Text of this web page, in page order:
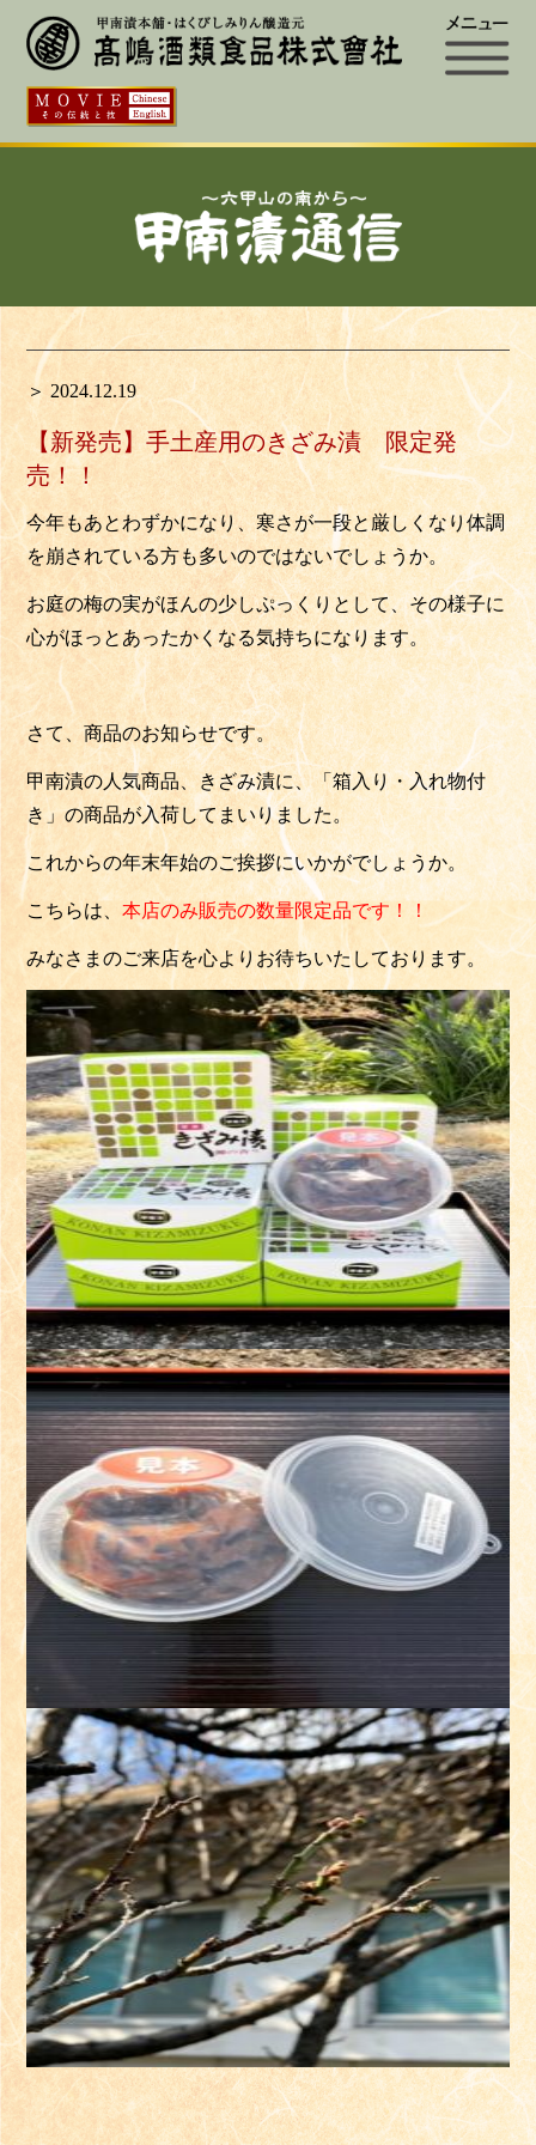
＞ 2024.12.19
【新発売】手土産用のきざみ漬 限定発
売！！
今年もあとわずかになり、寒さが一段と厳しくなり体調
を崩されている方も多いのではないでしょうか。
お庭の梅の実がほんの少しぷっくりとして、その様子に
心がほっとあったかくなる気持ちになります。
さて、商品のお知らせです。
甲南漬の人気商品、きざみ漬に、「箱入り・入れ物付
き」の商品が入荷してまいりました。
これからの年末年始のご挨拶にいかがでしょうか。
こちらは、本店のみ販売の数量限定品です！！
みなさまのご来店を心よりお待ちいたしております。